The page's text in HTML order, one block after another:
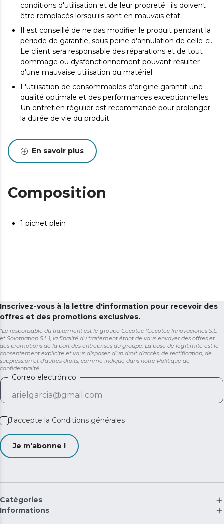
conditions d'utilisation et de leur propreté ; ils doivent
être remplacés lorsqu'ils sont en mauvais état.
Il est conseillé de ne pas modifier le produit pendant la
période de garantie, sous peine d'annulation de celle-ci.
Le client sera responsable des réparations et de tout
dommage ou dysfonctionnement pouvant résulter
d'une mauvaise utilisation du matériel.
L'utilisation de consommables d'origine garantit une
qualité optimale et des performances exceptionnelles.
Un entretien régulier est recommandé pour prolonger
la durée de vie du produit.
En savoir plus
Composition
1 pichet plein
Inscrivez-vous à la lettre d'information pour recevoir des
offres et des promotions exclusives.
*Le responsable du traitement est le groupe Cecotec (Cecotec Innovaciones S.L.
et Solotriatlon S.L.), la finalité du traitement étant de vous envoyer des offres et
des promotions de la part des entreprises du groupe. La base de légitimité est le
consentement explicite et vous disposez d'un droit d'accès, de rectification, de
suppression et d'autres droits, comme indiqué dans notre Politique de
confidentialité
Correo electrónico
J'accepte la Conditions générales
Je m'abonne !
Catégories
Informations